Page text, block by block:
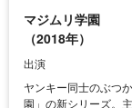
マジムリ学園
（2018年）
出演
ヤンキー同士のぶつ
園」の新シリーズ。